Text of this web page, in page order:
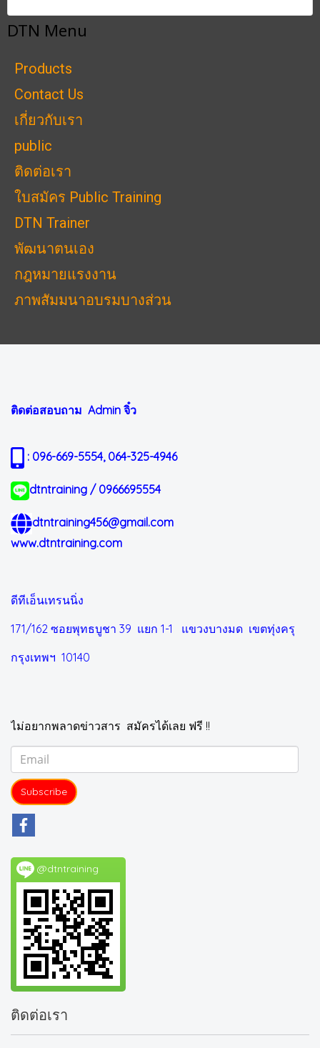
DTN Menu
Products
Contact Us
เกี่ยวกับเรา
public
ติดต่อเรา
ใบสมัคร Public Training
DTN Trainer
พัฒนาตนเอง
กฎหมายแรงงาน
ภาพสัมมนาอบรมบางส่วน
ติดต่อสอบถาม Admin จิ๋ว
: 096-669-5554, 064-325-4946
dtntraining / 0966695554
dtntraining456@gmail.com
www.dtntraining.com
ดีทีเอ็นเทรนนิ่ง
171/162 ซอยพุทธบูชา 39 แยก 1-1 แขวงบางมด เขตทุ่งครุ
กรุงเทพฯ 10140
ไม่อยากพลาดข่าวสาร สมัครได้เลย ฟรี !!
Subscribe
@dtntraining
ติดต่อเรา